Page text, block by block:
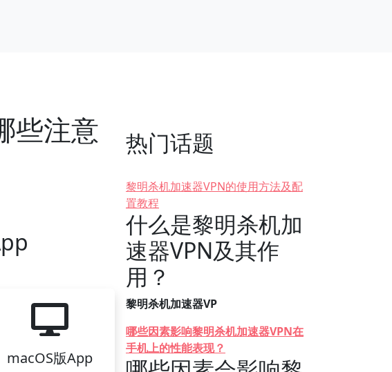
些注意
macOS版App
热门话题
黎明杀机加速器VPN的使用方法及配
置教程
什么是黎明杀机加
速器VPN及其作
用？
黎明杀机加速器VP
哪些因素影响黎明杀机加速器VPN在
手机上的性能表现？